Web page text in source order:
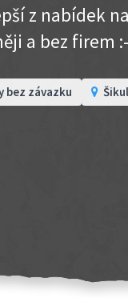
z nabídek
a bez firem
bez závazku